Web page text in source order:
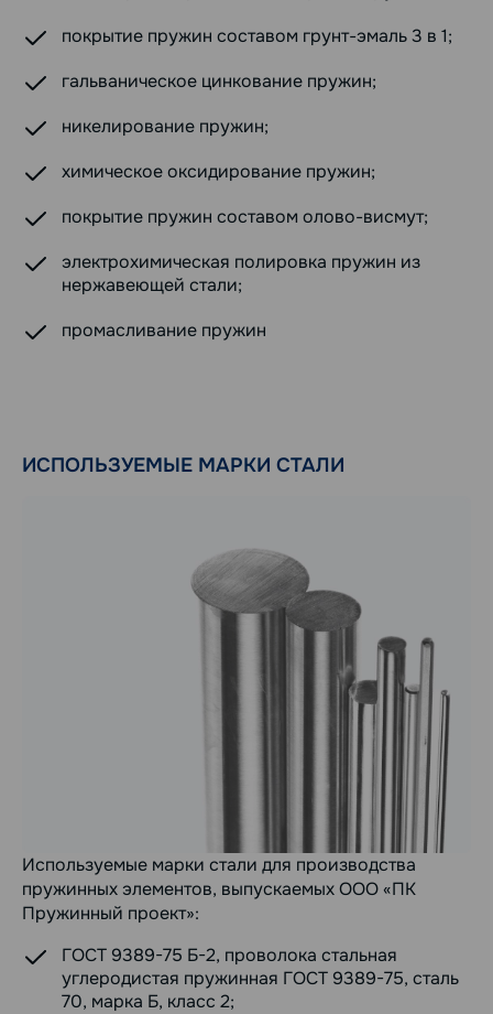
покрытие пружин составом грунт-эмаль 3 в 1;
гальваническое цинкование пружин;
никелирование пружин;
химическое оксидирование пружин;
покрытие пружин составом олово-висмут;
электрохимическая полировка пружин из
нержавеющей стали;
промасливание пружин
ИСПОЛЬЗУЕМЫЕ МАРКИ СТАЛИ
Используемые марки стали для производства
пружинных элементов, выпускаемых ООО «ПК
Пружинный проект»:
ГОСТ 9389-75 Б-2, проволока стальная
углеродистая пружинная ГОСТ 9389-75, сталь
70, марка Б, класс 2;